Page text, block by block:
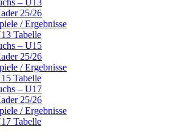
– U13
25/26
/ Ergebnisse
Tabelle
– U15
25/26
/ Ergebnisse
Tabelle
– U17
25/26
/ Ergebnisse
Tabelle